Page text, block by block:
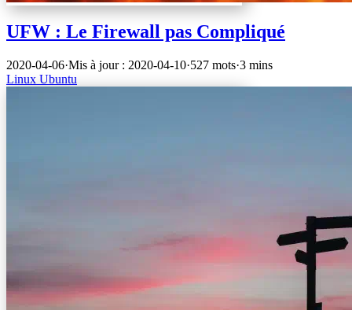
UFW : Le Firewall pas Compliqué
2020-04-06·Mis à jour : 2020-04-10·527 mots·3 mins
Linux Ubuntu